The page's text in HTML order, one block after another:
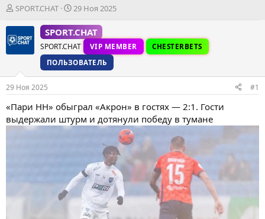
А
т
о
е
м
ы
SPORT.CHAT
Д
т
а
н
а
ч
л
а
29 Ноя 2025
SPORT.CHAT
SPORT.CHAT VIP MEMBER
CHESTERBETS
ПОЛЬЗОВАТЕЛЬ
29 Ноя 2025 #1
«Пари НН» обыграл «Акрон» в гостях — 2:1. Гости
выдержали штурм и дотянули победу в тумане